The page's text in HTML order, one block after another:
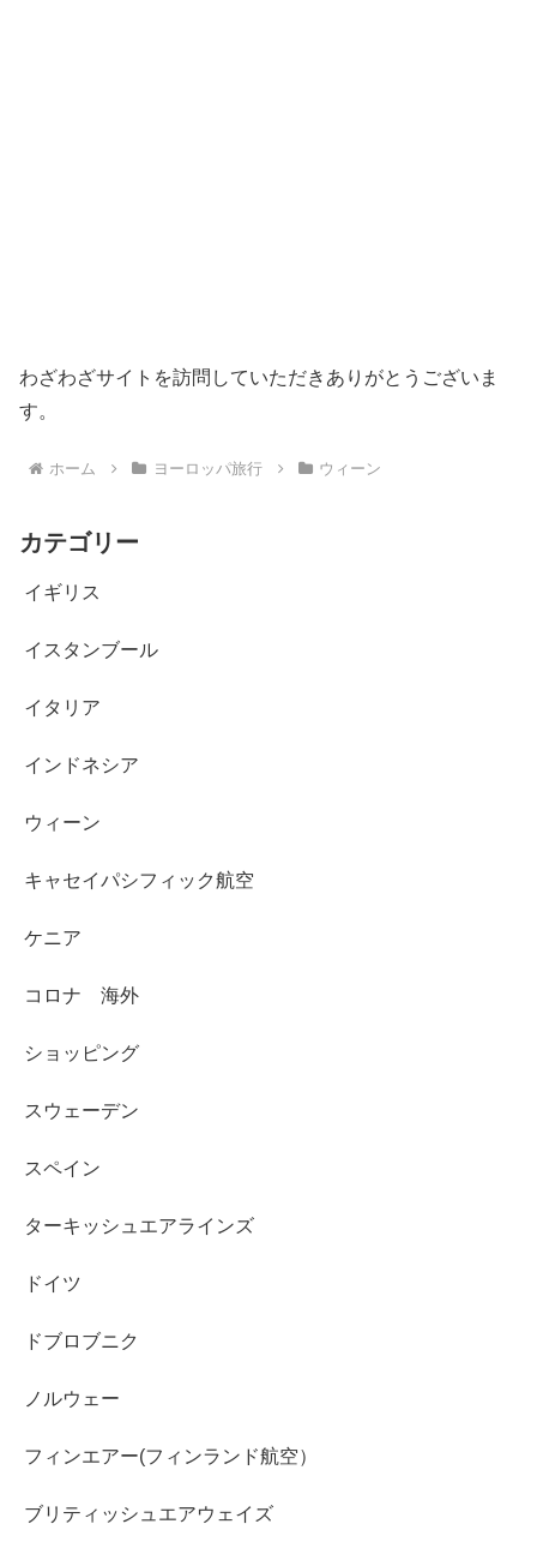
わざわざサイトを訪問していただきありがとうございま
す。
ホーム ヨーロッパ旅行 ウィーン
カテゴリー
イギリス
イスタンブール
イタリア
インドネシア
ウィーン
キャセイパシフィック航空
ケニア
コロナ 海外
ショッピング
スウェーデン
スペイン
ターキッシュエアラインズ
ドイツ
ドブロブニク
ノルウェー
フィンエアー(フィンランド航空）
ブリティッシュエアウェイズ